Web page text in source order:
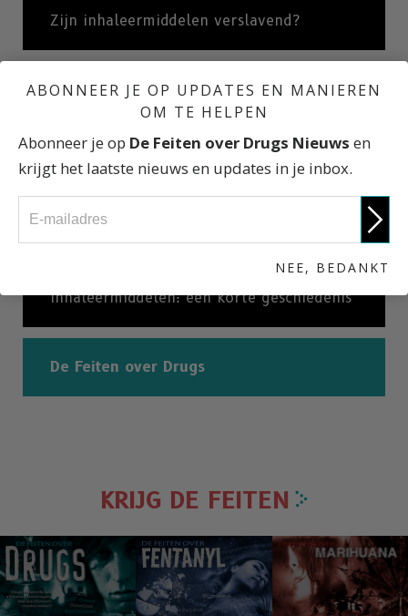
Zijn inhaleermiddelen verslavend?
Internationale statistieken
Zijn inhaleermiddelen legaal?
Inhaleermiddelen: een korte geschiedenis
De Feiten over Drugs
KRIJG DE FEITEN
ABONNEER JE OP UPDATES EN MANIEREN
OM TE HELPEN
Abonneer je op De Feiten over Drugs Nieuws en
krijgt het laatste nieuws en updates in je inbox.
NEE, BEDANKT